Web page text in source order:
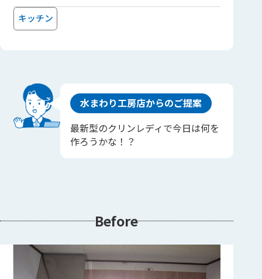
キッチン
水まわり工房店からのご提案
最新型のクリンレディで今日は何を
作ろうかな！？
Before